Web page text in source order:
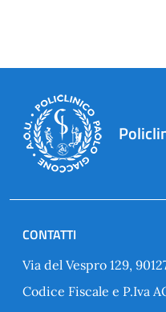
CONTATTI
Via del Vespro 129,
Codice Fiscale e P.Iva